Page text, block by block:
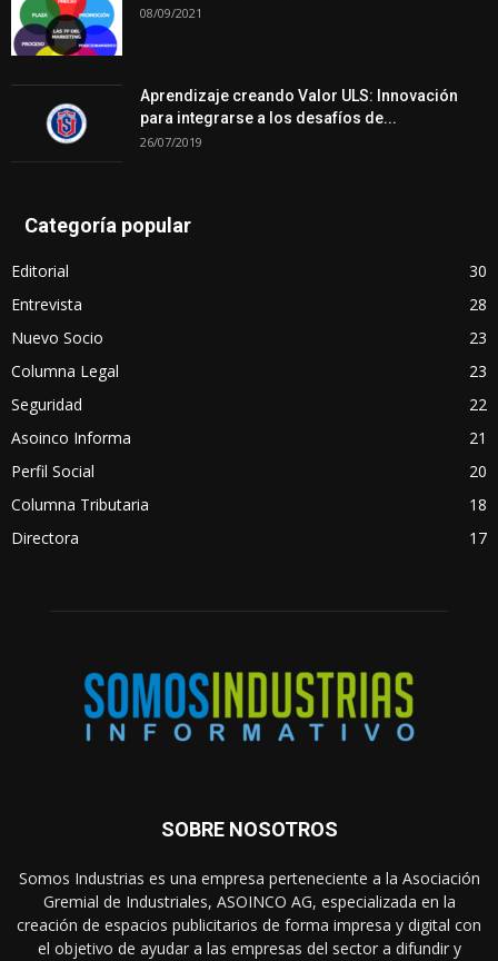
08/09/2021
Aprendizaje creando Valor ULS: Innovación
para integrarse a los desafíos de...
26/07/2019
Categoría popular
Editorial
30
Entrevista
28
Nuevo Socio
23
Columna Legal
23
Seguridad
22
Asoinco Informa
21
Perfil Social
20
Columna Tributaria
18
Directora
17
SOBRE NOSOTROS
Somos Industrias es una empresa perteneciente a la Asociación
Gremial de Industriales, ASOINCO AG, especializada en la
creación de espacios publicitarios de forma impresa y digital con
el objetivo de ayudar a las empresas del sector a difundir y